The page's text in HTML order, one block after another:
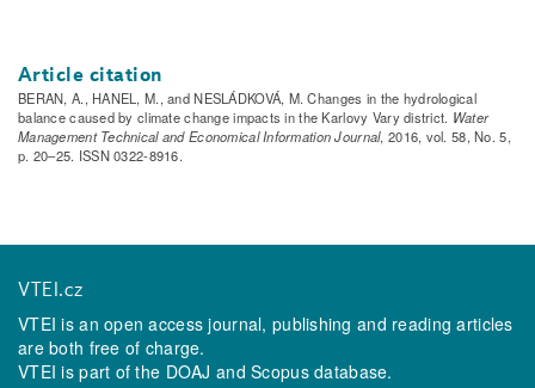
Article citation
BERAN, A., HANEL, M., and NESLÁDKOVÁ, M. Changes in the hydrological
balance caused by climate change impacts in the Karlovy Vary district. Water
Management Technical and Economical Information Journal, 2016, vol. 58, No. 5,
p. 20–25. ISSN 0322-8916.
VTEI.cz
VTEI is an open access journal, publishing and reading articles
are both free of charge.
VTEI is part of the DOAJ andScopusdatabase.